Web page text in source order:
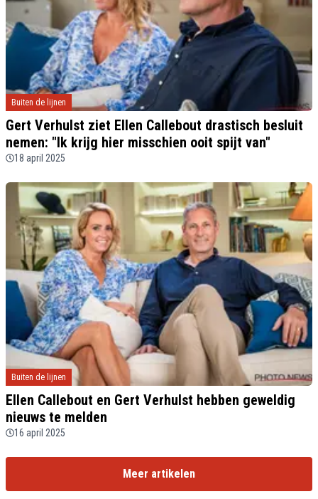
Buiten de lijnen
Gert Verhulst ziet Ellen Callebout drastisch besluit
nemen: "Ik krijg hier misschien ooit spijt van"
18 april 2025
Buiten de lijnen
Ellen Callebout en Gert Verhulst hebben geweldig
nieuws te melden
16 april 2025
Meer artikelen